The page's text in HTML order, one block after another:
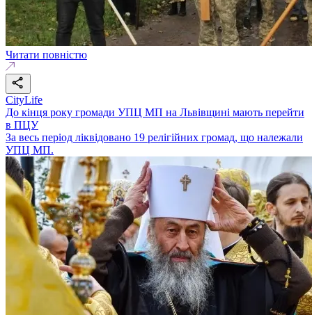
Читати повністю
CityLife
До кінця року громади УПЦ МП на Львівщині мають перейти
в ПЦУ
За весь період ліквідовано 19 релігійних громад, що належали
УПЦ МП.